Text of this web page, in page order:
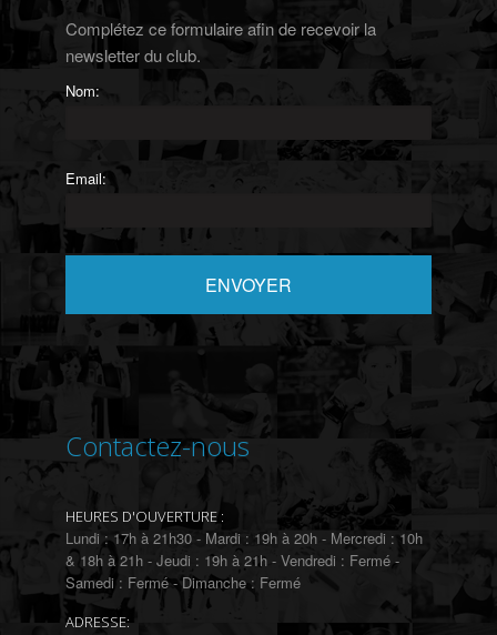
Complétez ce formulaire afin de recevoir la
newsletter du club.
Nom:
Email:
Contactez-nous
HEURES D'OUVERTURE :
Lundi : 17h à 21h30 - Mardi : 19h à 20h - Mercredi : 10h
& 18h à 21h - Jeudi : 19h à 21h - Vendredi : Fermé -
Samedi : Fermé - Dimanche : Fermé
ADRESSE: